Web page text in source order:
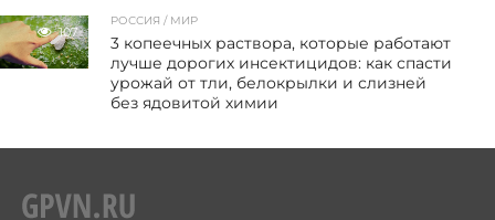
107
РОССИЯ / МИР
3 копеечных раствора, которые работают
лучше дорогих инсектицидов: как спасти
урожай от тли, белокрылки и слизней
без ядовитой химии